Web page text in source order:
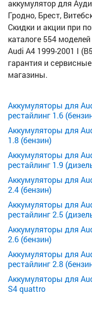
аккумулятор для
Гродно, Брест,
Скидки и акции при
каталоге 554
Audi A4 1999-2001 I
гарантия и
магазины.
Аккумуляторы для
рестайлинг 1.6
Аккумуляторы для
1.8 (бензин)
Аккумуляторы для
рестайлинг 1.9
Аккумуляторы для
2.4 (бензин)
Аккумуляторы для
рестайлинг 2.5
Аккумуляторы для
2.6 (бензин)
Аккумуляторы для
рестайлинг 2.8
Аккумуляторы для
S4 quattro